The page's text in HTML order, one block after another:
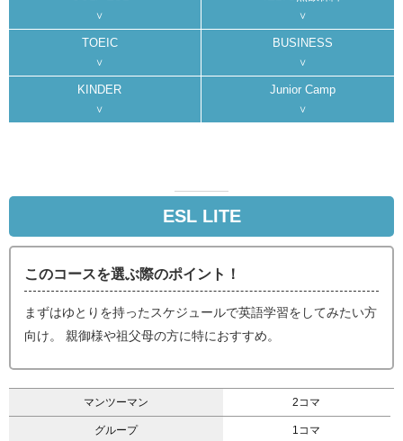
TOEIC BUSINESS
KINDER Junior Camp
ESL LITE
このコースを選ぶ際のポイント！
まずはゆとりを持ったスケジュールで英語学習をしてみたい方
向け。 親御様や祖父母の方に特におすすめ。
マンツーマン 2コマ
グループ 1コマ